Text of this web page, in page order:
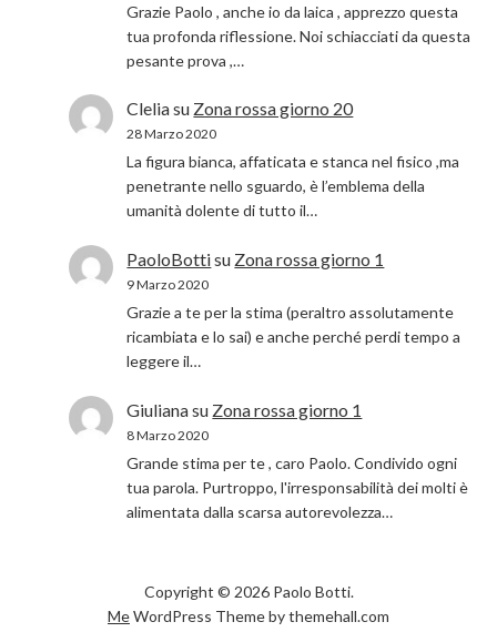
Grazie Paolo , anche io da laica , apprezzo questa
tua profonda riflessione. Noi schiacciati da questa
pesante prova ,…
Cleliasu Zona rossa giorno 20
28 Marzo 2020
La figura bianca, affaticata e stanca nel fisico ,ma
penetrante nello sguardo, è l’emblema della
umanità dolente di tutto il…
PaoloBottisu Zona rossa giorno 1
9 Marzo 2020
Grazie a te per la stima (peraltro assolutamente
ricambiata e lo sai) e anche perché perdi tempo a
leggere il…
Giulianasu Zona rossa giorno 1
8 Marzo 2020
Grande stima per te , caro Paolo. Condivido ogni
tua parola. Purtroppo, l'irresponsabilità dei molti è
alimentata dalla scarsa autorevolezza…
Copyright © 2026 Paolo Botti.
MeWordPress Theme by themehall.com